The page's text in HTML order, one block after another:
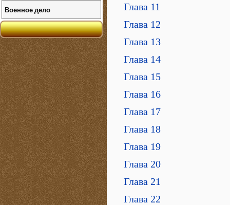
Глава 11
Глава 12
Глава 13
Глава 14
Глава 15
Глава 16
Глава 17
Глава 18
Глава 19
Глава 20
Глава 21
Глава 22
Военное дело